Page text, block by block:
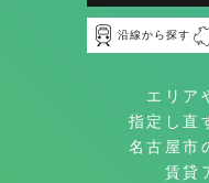
沿線から探す
エリア
指定し直
名古屋市
賃貸